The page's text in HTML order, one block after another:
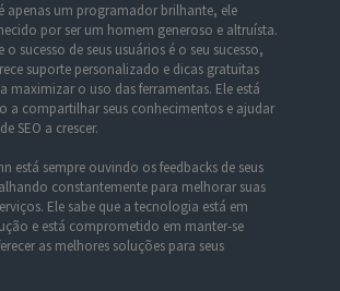
apenas um programador brilhante, ele
por ser um homem generoso e altruísta.
o sucesso de seus usuários é o seu sucesso,
suporte personalizado e dicas gratuitas
maximizar o uso das ferramentas. Ele está
a compartilhar seus conhecimentos e ajudar
SEO a crescer.
está sempre ouvindo os feedbacks de seus
constantemente para melhorar suas
Ele sabe que a tecnologia está em
e está comprometido em manter-se
as melhores soluções para seus